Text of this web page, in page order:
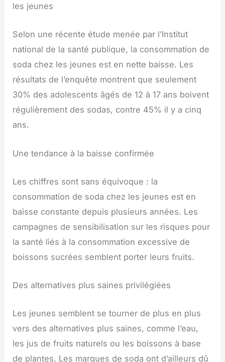
les jeunes
Selon une récente étude menée par l’Institut
national de la santé publique, la consommation de
soda chez les jeunes est en nette baisse. Les
résultats de l’enquête montrent que seulement
30% des adolescents âgés de 12 à 17 ans boivent
régulièrement des sodas, contre 45% il y a cinq
ans.
Une tendance à la baisse confirmée
Les chiffres sont sans équivoque : la
consommation de soda chez les jeunes est en
baisse constante depuis plusieurs années. Les
campagnes de sensibilisation sur les risques pour
la santé liés à la consommation excessive de
boissons sucrées semblent porter leurs fruits.
Des alternatives plus saines privilégiées
Les jeunes semblent se tourner de plus en plus
vers des alternatives plus saines, comme l’eau,
les jus de fruits naturels ou les boissons à base
de plantes. Les marques de soda ont d’ailleurs dû